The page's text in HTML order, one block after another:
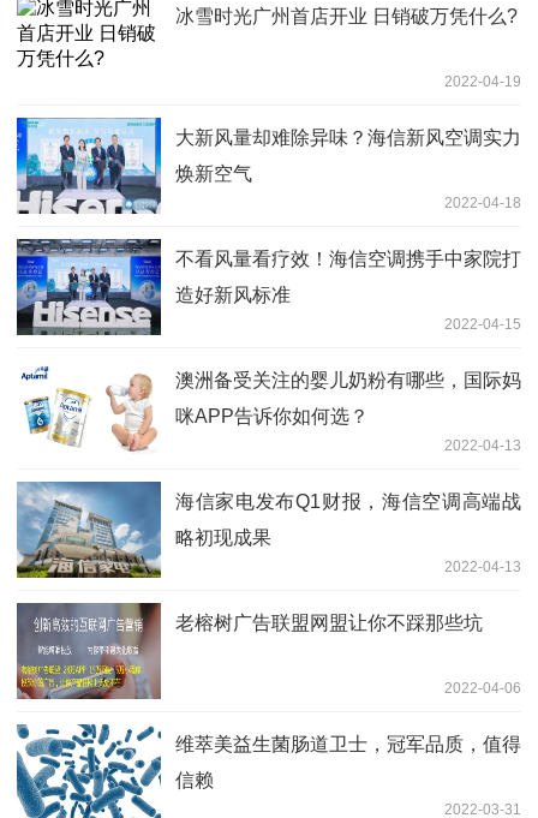
冰雪时光广州首店开业 日销破万凭什么?
2022-04-19
大新风量却难除异味？海信新风空调实力
焕新空气
2022-04-18
不看风量看疗效！海信空调携手中家院打
造好新风标准
2022-04-15
澳洲备受关注的婴儿奶粉有哪些，国际妈
咪APP告诉你如何选？
2022-04-13
海信家电发布Q1财报，海信空调高端战
略初现成果
2022-04-13
老榕树广告联盟网盟让你不踩那些坑
2022-04-06
维萃美益生菌肠道卫士，冠军品质，值得
信赖
2022-03-31